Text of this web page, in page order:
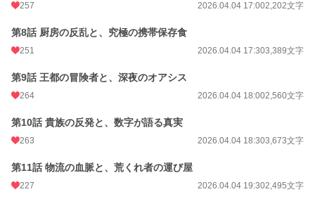
257 2026.04.04 17:002,202文字
第8話 厨房の反乱と、究極の携帯保存食
251 2026.04.04 17:303,389文字
第9話 王都の冒険者と、深夜のオアシス
264 2026.04.04 18:002,560文字
第10話 貴族の反発と、数字が語る真実
263 2026.04.04 18:303,673文字
第11話 物流の血脈と、荒くれ者の運び屋
227 2026.04.04 19:302,495文字